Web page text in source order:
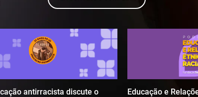
antirracista discute o
Educação e